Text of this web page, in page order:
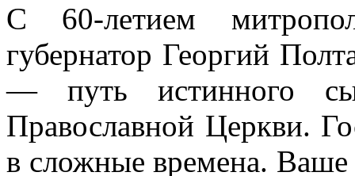
С 60-летием
губернатор Георгий
— путь истинного
Православной Церкви.
в сложные времена.